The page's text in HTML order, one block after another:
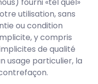
utilisation, sans
ou condition
y compris
de qualité
usage particulier, la